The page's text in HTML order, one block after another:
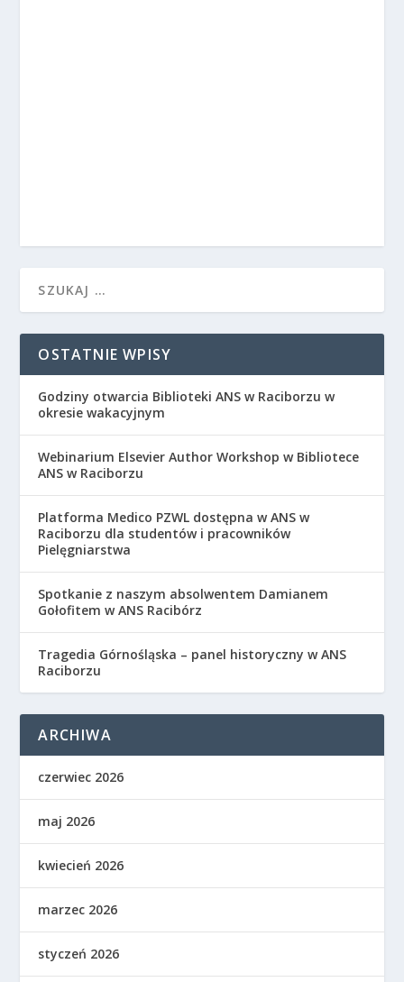
OSTATNIE WPISY
Godziny otwarcia Biblioteki ANS w Raciborzu w
okresie wakacyjnym
Webinarium Elsevier Author Workshop w Bibliotece
ANS w Raciborzu
Platforma Medico PZWL dostępna w ANS w
Raciborzu dla studentów i pracowników
Pielęgniarstwa
Spotkanie z naszym absolwentem Damianem
Gołofitem w ANS Racibórz
Tragedia Górnośląska – panel historyczny w ANS
Raciborzu
ARCHIWA
czerwiec 2026
maj 2026
kwiecień 2026
marzec 2026
styczeń 2026